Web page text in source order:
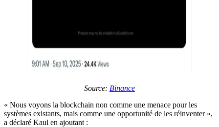
Source: Binance
« Nous voyons la blockchain non comme une menace pour les
systèmes existants, mais comme une opportunité de les réinventer »,
a déclaré Kaul en ajoutant :